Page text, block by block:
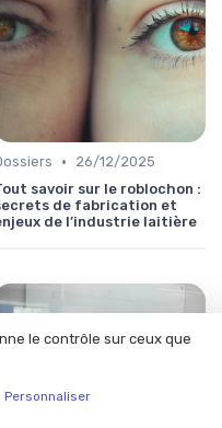
•
26/12/2025
savoir sur le roblochon :
de fabrication et
de l’industrie laitière
le contrôle sur ceux que
Personnaliser